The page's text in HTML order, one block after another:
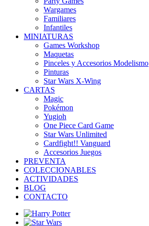
Wargames
Familiares
Infantiles
MINIATURAS
Games Workshop
Maquetas
Pinceles y Accesorios Modelismo
Pinturas
Star Wars X-Wing
CARTAS
Magic
Pokémon
Yugioh
One Piece Card Game
Star Wars Unlimited
Cardfight!! Vanguard
Accesorios Juegos
PREVENTA
COLECCIONABLES
ACTIVIDADES
BLOG
CONTACTO